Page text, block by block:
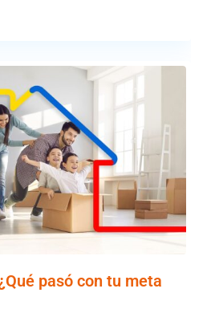
pasó con tu meta